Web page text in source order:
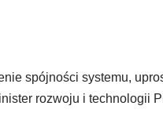
spójności systemu,
rozwoju i technologii